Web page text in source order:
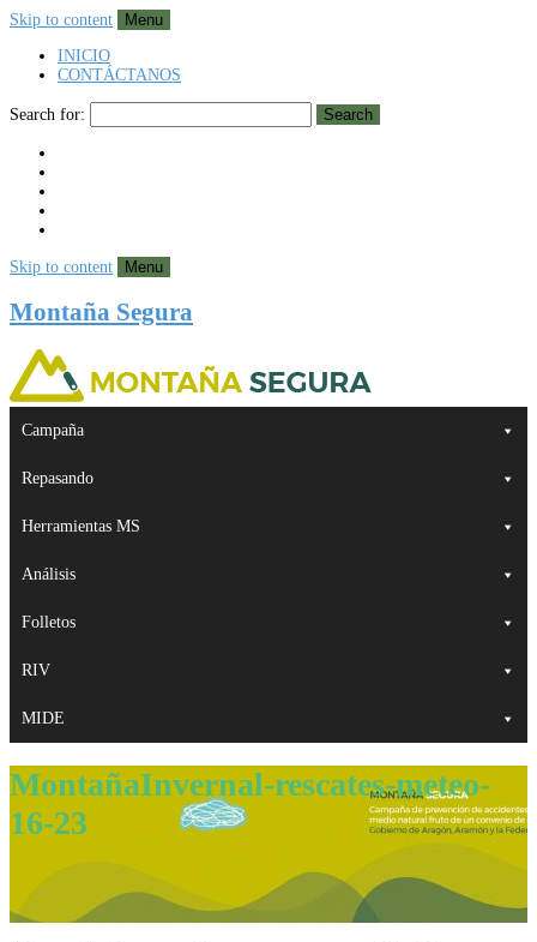
Skip to content
Menu
INICIO
CONTÁCTANOS
Search for: Search
Skip to content Menu
Montaña Segura
Campaña
Repasando
Herramientas MS
Análisis
Folletos
RIV
MIDE
MontañaInvernal-rescates-meteo-
16-23